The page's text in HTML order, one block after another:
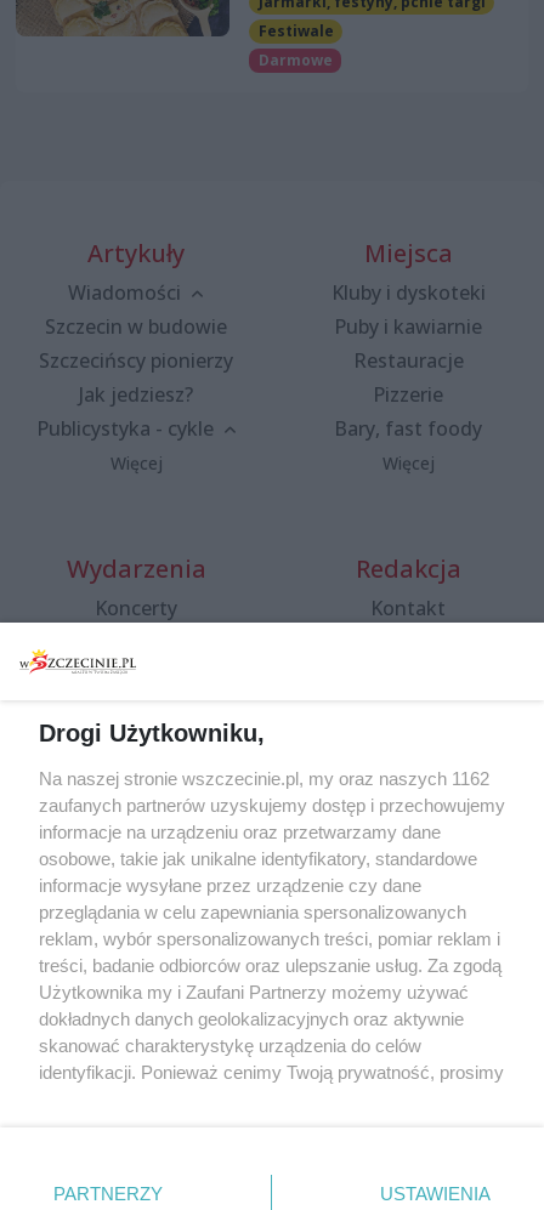
Festiwale
Darmowe
Artykuły
Wiadomości
Szczecin w budowie
Szczecińscy pionierzy
Jak jedziesz?
Publicystyka - cykle
Więcej
Miejsca
Kluby i dyskoteki
Puby i kawiarnie
Restauracje
Pizzerie
Bary, fast foody
Więcej
Wydarzenia
Koncerty
Spacery i oprowadzania
targi
Wernisaże
Więcej
Redakcja
Kontakt
Specjalny koncert z okazji
20. urodzin portalu
wSzczecinie.pl
Regulamin konkursów
śniadaniówka "Hej
Szczecin! Jest piątek!"
Partnerzy
Praca Szczecin
Drogi Użytkowniku,
Na naszej stronie wszczecinie.pl, my oraz naszych 1162
zaufanych partnerów uzyskujemy dostęp i przechowujemy
informacje na urządzeniu oraz przetwarzamy dane
osobowe, takie jak unikalne identyfikatory, standardowe
informacje wysyłane przez urządzenie czy dane
przeglądania w celu zapewniania spersonalizowanych
reklam, wybór spersonalizowanych treści, pomiar reklam i
treści, badanie odbiorców oraz ulepszanie usług. Za zgodą
Użytkownika my i Zaufani Partnerzy możemy używać
dokładnych danych geolokalizacyjnych oraz aktywnie
skanować charakterystykę urządzenia do celów
identyfikacji. Ponieważ cenimy Twoją prywatność, prosimy
prywatności znajdujący się w lewym dolnym rogu strony
. Niektóre rodzaje przetwarzania danych nie wymagają
PARTNERZY USTAWIENIA